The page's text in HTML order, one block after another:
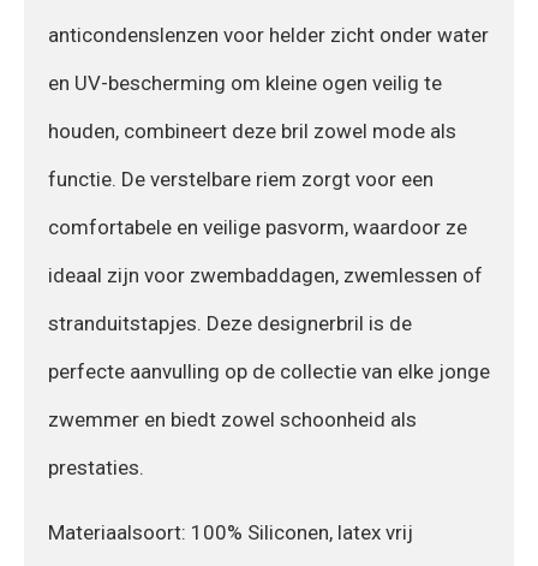
anticondenslenzen voor helder zicht onder water
en UV-bescherming om kleine ogen veilig te
houden, combineert deze bril zowel mode als
functie. De verstelbare riem zorgt voor een
comfortabele en veilige pasvorm, waardoor ze
ideaal zijn voor zwembaddagen, zwemlessen of
stranduitstapjes. Deze designerbril is de
perfecte aanvulling op de collectie van elke jonge
zwemmer en biedt zowel schoonheid als
prestaties.
Materiaalsoort: 100% Siliconen, latex vrij